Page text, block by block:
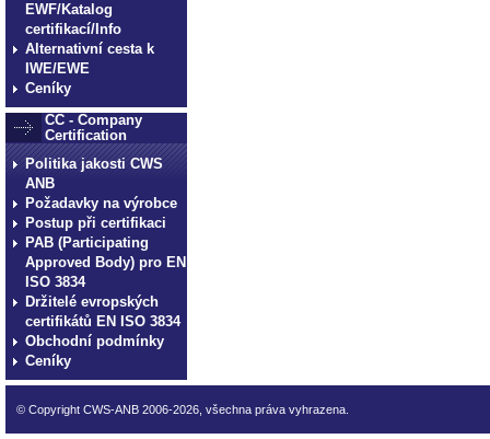
EWF/Katalog
certifikací/Info
Alternativní cesta k
IWE/EWE
Ceníky
CC - Company
Certification
Politika jakosti CWS
ANB
Požadavky na výrobce
Postup při certifikaci
PAB (Participating
Approved Body) pro EN
ISO 3834
Držitelé evropských
certifikátů EN ISO 3834
Obchodní podmínky
Ceníky
© Copyright CWS-ANB 2006-2026, všechna práva vyhrazena.